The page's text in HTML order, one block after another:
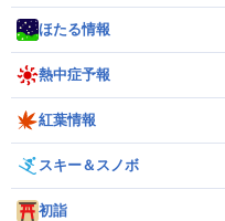
ほたる情報
熱中症予報
紅葉情報
スキー＆スノボ
初詣